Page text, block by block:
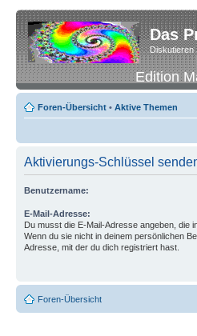
Das
Diskutieren
Edition
Foren-Übersicht • Aktive Themen
Aktivierungs-Schlüssel
Benutzername:
E-Mail-Adresse:
Du musst die E-Mail-Adresse angeben, die
Wenn du sie nicht in deinem persönlichen
Adresse, mit der du dich registriert hast.
Foren-Übersicht